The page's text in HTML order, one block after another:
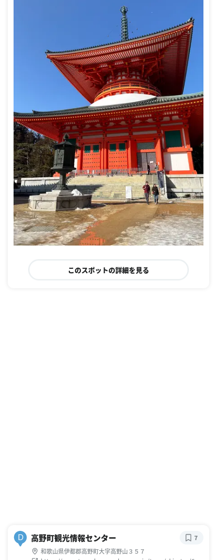
このスポットの詳細を見る
D 高野町観光情報センター
和歌山県伊都郡高野町大字高野山３５７
7